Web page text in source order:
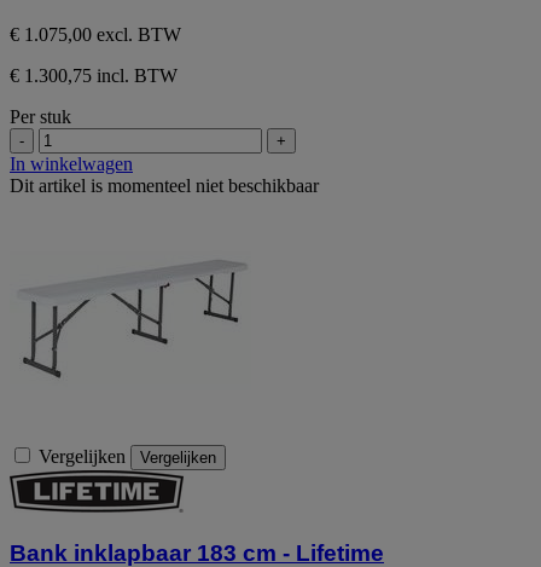
€ 1.075,00 excl. BTW
€ 1.300,75 incl. BTW
Per stuk
- +
In winkelwagen
Dit artikel is momenteel niet beschikbaar
Vergelijken Vergelijken
Bank inklapbaar 183 cm - Lifetime